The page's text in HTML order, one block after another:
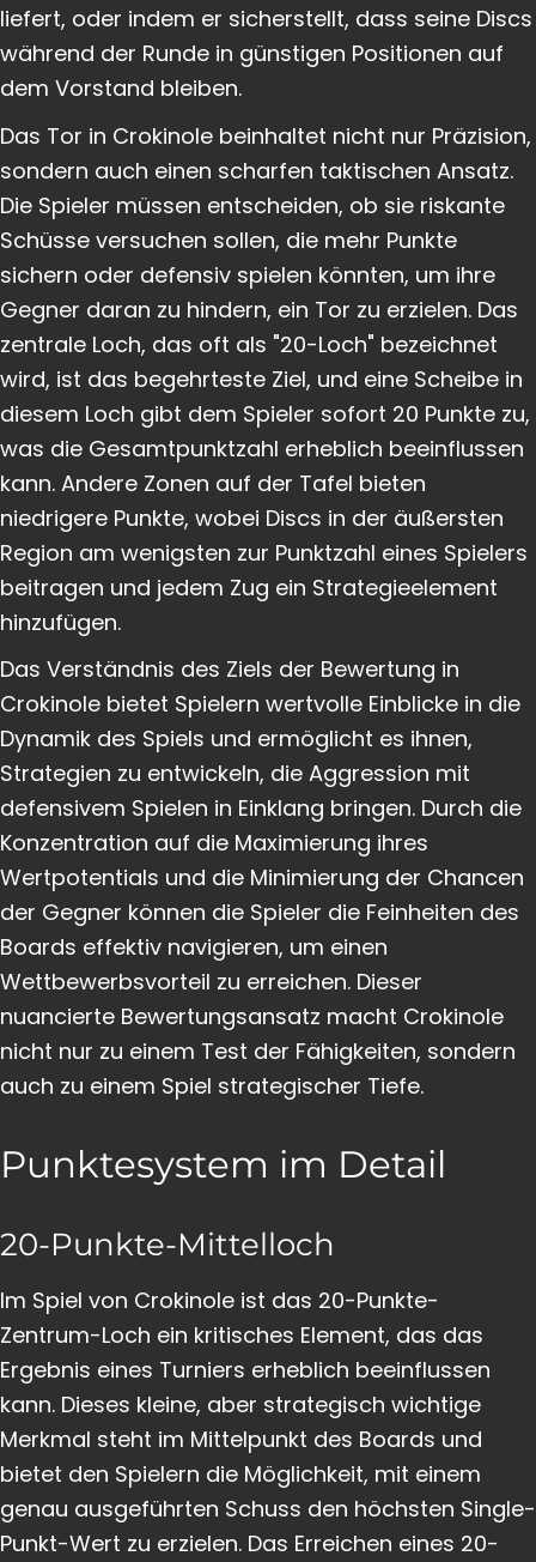
liefert, oder indem er sicherstellt, dass seine Discs
während der Runde in günstigen Positionen auf
dem Vorstand bleiben.
Das Tor in Crokinole beinhaltet nicht nur Präzision,
sondern auch einen scharfen taktischen Ansatz.
Die Spieler müssen entscheiden, ob sie riskante
Schüsse versuchen sollen, die mehr Punkte
sichern oder defensiv spielen könnten, um ihre
Gegner daran zu hindern, ein Tor zu erzielen. Das
zentrale Loch, das oft als "20-Loch" bezeichnet
wird, ist das begehrteste Ziel, und eine Scheibe in
diesem Loch gibt dem Spieler sofort 20 Punkte zu,
was die Gesamtpunktzahl erheblich beeinflussen
kann. Andere Zonen auf der Tafel bieten
niedrigere Punkte, wobei Discs in der äußersten
Region am wenigsten zur Punktzahl eines Spielers
beitragen und jedem Zug ein Strategieelement
hinzufügen.
Das Verständnis des Ziels der Bewertung in
Crokinole bietet Spielern wertvolle Einblicke in die
Dynamik des Spiels und ermöglicht es ihnen,
Strategien zu entwickeln, die Aggression mit
defensivem Spielen in Einklang bringen. Durch die
Konzentration auf die Maximierung ihres
Wertpotentials und die Minimierung der Chancen
der Gegner können die Spieler die Feinheiten des
Boards effektiv navigieren, um einen
Wettbewerbsvorteil zu erreichen. Dieser
nuancierte Bewertungsansatz macht Crokinole
nicht nur zu einem Test der Fähigkeiten, sondern
auch zu einem Spiel strategischer Tiefe.
Punktesystem im Detail
20-Punkte-Mittelloch
Im Spiel von Crokinole ist das 20-Punkte-
Zentrum-Loch ein kritisches Element, das das
Ergebnis eines Turniers erheblich beeinflussen
kann. Dieses kleine, aber strategisch wichtige
Merkmal steht im Mittelpunkt des Boards und
bietet den Spielern die Möglichkeit, mit einem
genau ausgeführten Schuss den höchsten Single-
Punkt-Wert zu erzielen. Das Erreichen eines 20-